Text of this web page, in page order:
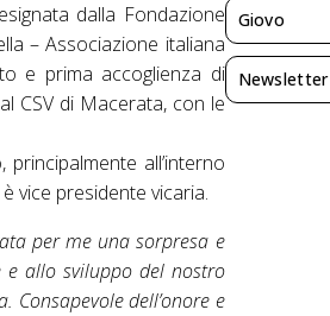
dalla Fondazione
– Associazione italiana
e prima accoglienza di
CSV di Macerata, con le
all’interno
vice presidente vicaria.
per me una sorpresa e
allo sviluppo del nostro
Consapevole dell’onore e
Giovo
Newsletter